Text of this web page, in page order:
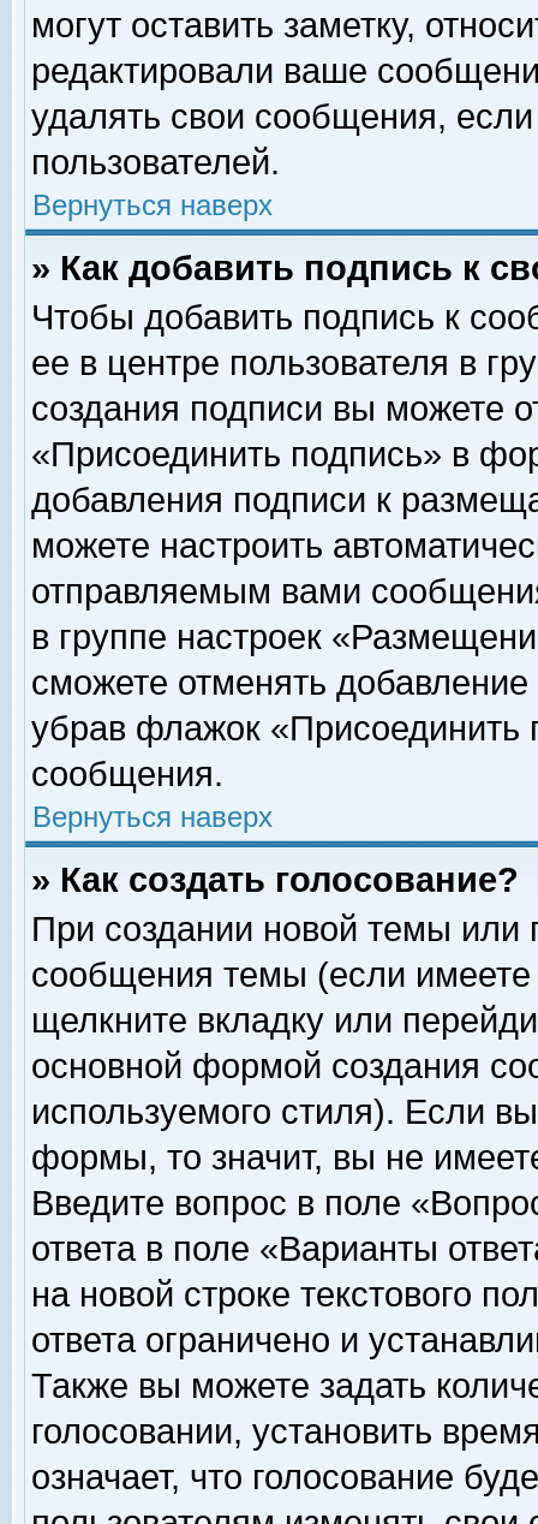
могут оставить заметку,
редактировали ваше
удалять свои сообщения,
пользователей.
Вернуться наверх
» Как добавить подпись к
Чтобы добавить подпись к
ее в центре пользователя в
создания подписи вы можете
«Присоединить подпись» в
добавления подписи к
можете настроить
отправляемым вами
в группе настроек
сможете отменять
убрав флажок «Присоединить
сообщения.
Вернуться наверх
» Как создать голосование?
При создании новой темы или
сообщения темы (если
щелкните вкладку или
основной формой создания
используемого стиля). Если
формы, то значит, вы не
Введите вопрос в поле
ответа в поле «Варианты
на новой строке текстового
ответа ограничено и
Также вы можете задать
голосовании, установить
означает, что голосование